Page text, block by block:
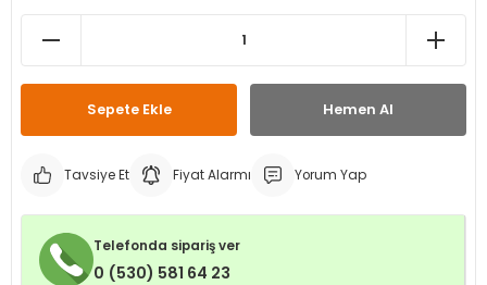
Sepete Ekle Hemen Al
Tavsiye Et Fiyat Alarmı Yorum Yap
Telefonda sipariş ver
0 (530) 581 64 23